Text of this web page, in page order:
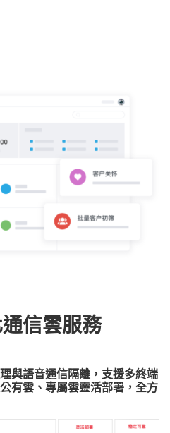
信雲服務
與語音通信隔離，支援多終端
有雲、專屬雲靈活部署，全方